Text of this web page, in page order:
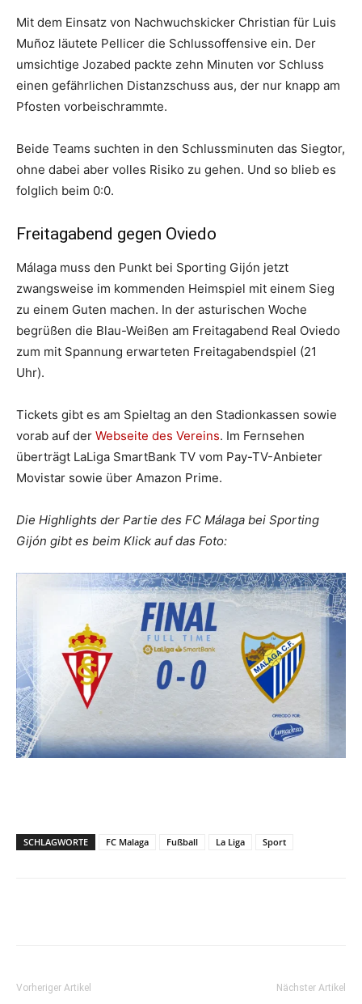
Mit dem Einsatz von Nachwuchskicker Christian für Luis
Muñoz läutete Pellicer die Schlussoffensive ein. Der
umsichtige Jozabed packte zehn Minuten vor Schluss
einen gefährlichen Distanzschuss aus, der nur knapp am
Pfosten vorbeischrammte.
Beide Teams suchten in den Schlussminuten das Siegtor,
ohne dabei aber volles Risiko zu gehen. Und so blieb es
folglich beim 0:0.
Freitagabend gegen Oviedo
Málaga muss den Punkt bei Sporting Gijón jetzt
zwangsweise im kommenden Heimspiel mit einem Sieg
zu einem Guten machen. In der asturischen Woche
begrüßen die Blau-Weißen am Freitagabend Real Oviedo
zum mit Spannung erwarteten Freitagabendspiel (21
Uhr).
Tickets gibt es am Spieltag an den Stadionkassen sowie
vorab auf der Webseite des Vereins. Im Fernsehen
überträgt LaLiga SmartBank TV vom Pay-TV-Anbieter
Movistar sowie über Amazon Prime.
Die Highlights der Partie des FC Málaga bei Sporting
Gijón gibt es beim Klick auf das Foto:
SCHLAGWORTE FC Malaga Fußball La Liga Sport
Vorheriger Artikel Nächster Artikel